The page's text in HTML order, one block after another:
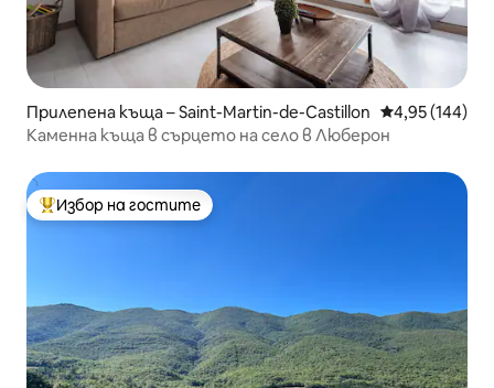
Прилепена къща – Saint-Martin-de-Castillon Средна
4,95 (144)
Каменна къща в сърцето на село в Люберон
Най-популярен избор на гостите
Избор на гостите